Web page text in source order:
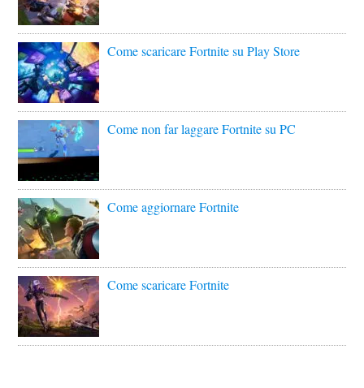
Come scaricare Fortnite su Play Store
Come non far laggare Fortnite su PC
Come aggiornare Fortnite
Come scaricare Fortnite